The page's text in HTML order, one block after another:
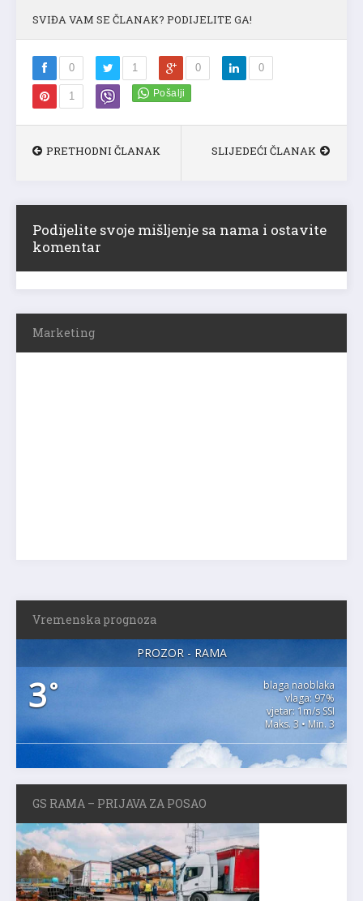
SVIĐA VAM SE ČLANAK? PODIJELITE GA!
0 1 0 0
1
PRETHODNI ČLANAK SLIJEDEĆI ČLANAK
Podijelite svoje mišljenje sa nama i ostavite
komentar
Marketing
Vremenska prognoza
PROZOR - RAMA
3°
blaga naoblaka
vlaga: 97%
vjetar: 1m/s SSI
Maks. 3 • Min. 3
GS RAMA – PRIJAVA ZA POSAO